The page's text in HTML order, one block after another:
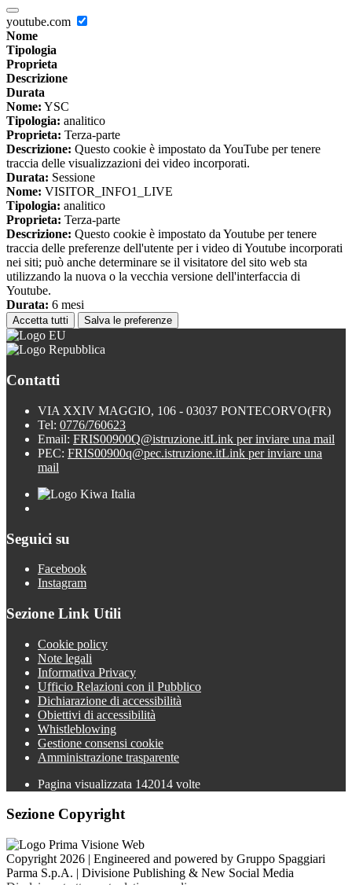
youtube.com
Nome
Tipologia
Proprieta
Descrizione
Durata
Nome: YSC
Tipologia: analitico
Proprieta: Terza-parte
Descrizione: Questo cookie è impostato da YouTube per tenere
traccia delle visualizzazioni dei video incorporati.
Durata: Sessione
Nome: VISITOR_INFO1_LIVE
Tipologia: analitico
Proprieta: Terza-parte
Descrizione: Questo cookie è impostato da Youtube per tenere
traccia delle preferenze dell'utente per i video di Youtube incorporati
nei siti; può anche determinare se il visitatore del sito web sta
utilizzando la nuova o la vecchia versione dell'interfaccia di
Youtube.
Durata: 6 mesi
Accetta tutti Salva le preferenze
Contatti
VIA XXIV MAGGIO, 106 - 03037 PONTECORVO(FR)
Tel: 0776/760623
Email: FRIS00900Q@istruzione.itLink per inviare una mail
PEC: FRIS00900q@pec.istruzione.itLink per inviare una
mail
Seguici su
Facebook
Instagram
Sezione Link Utili
Cookie policy
Note legali
Informativa Privacy
Ufficio Relazioni con il Pubblico
Dichiarazione di accessibilità
Obiettivi di accessibilità
Whistleblowing
Gestione consensi cookie
Amministrazione trasparente
Pagina visualizzata 142014 volte
Sezione Copyright
Copyright 2026 | Engineered and powered by Gruppo Spaggiari
Parma S.p.A. | Divisione Publishing & New Social Media